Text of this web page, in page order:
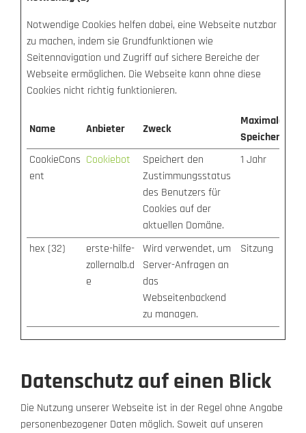
Notwendige Cookies helfen dabei, eine Webseite nutzbar
zu machen, indem sie Grundfunktionen wie
Seitennavigation und Zugriff auf sichere Bereiche der
Webseite ermöglichen. Die Webseite kann ohne diese
Cookies nicht richtig funktionieren.
Name Anbieter Zweck
Maximale
Speicherdauer
CookieCons
ent
Cookiebot
Speichert den
Zustimmungsstatus
des Benutzers für
Cookies auf der
aktuellen Domäne.
1 Jahr
hex (32)
erste-hilfe-
zollernalb.d
e
Wird verwendet, um
Server-Anfragen an
das
Webseitenbackend
zu managen.
Sitzung
Datenschutz auf einen Blick
Die Nutzung unserer Webseite ist in der Regel ohne Angabe
personenbezogener Daten möglich. Soweit auf unseren